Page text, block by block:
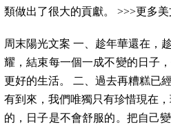
類做出了很大的貢獻。 >>>更多
周末陽光文案 一、趁年華還在，
耀，結束每一個一成不變的日子
更好的生活。 二、過去再糟糕已
有到來，我們唯獨只有珍惜現在
的，日子是不會舒服的。把自己